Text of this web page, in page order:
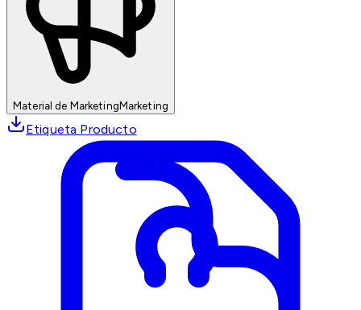
Material de MarketingMarketing
Etiqueta Producto